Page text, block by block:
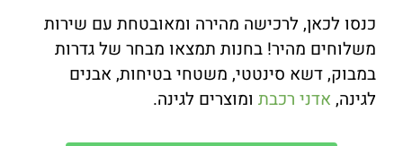
כנסו לכאן, לרכישה מהירה ומאובטחת עם שירות
משלוחים מהיר! בחנות תמצאו מבחר של גדרות
במבוק, דשא סינטטי, משטחי בטיחות, אבנים
לגינה, אדני רכבת ומוצרים לגינה.